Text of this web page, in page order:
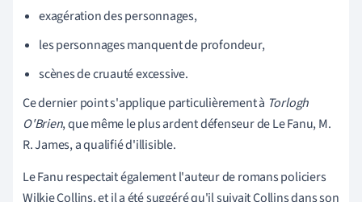
exagération des personnages,
les personnages manquent de profondeur,
scènes de cruauté excessive.
Ce dernier point s'applique particulièrement à Torlogh
O'Brien, que même le plus ardent défenseur de Le Fanu, M.
R. James, a qualifié d'illisible.
Le Fanu respectait également l'auteur de romans policiers
Wilkie Collins, et il a été suggéré qu'il suivait Collins dans son